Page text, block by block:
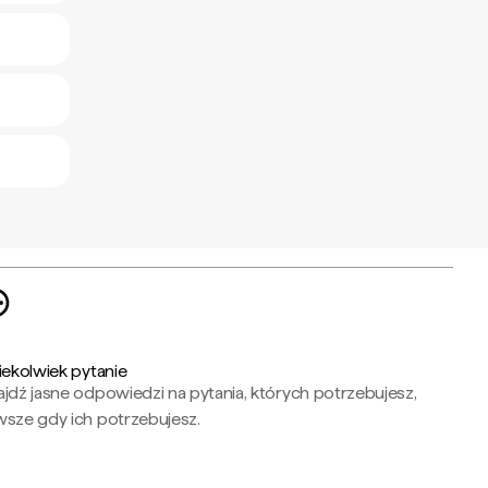
pytanie
jasne odpowiedzi na pytania, których potrzebujesz,
gdy ich potrzebujesz.